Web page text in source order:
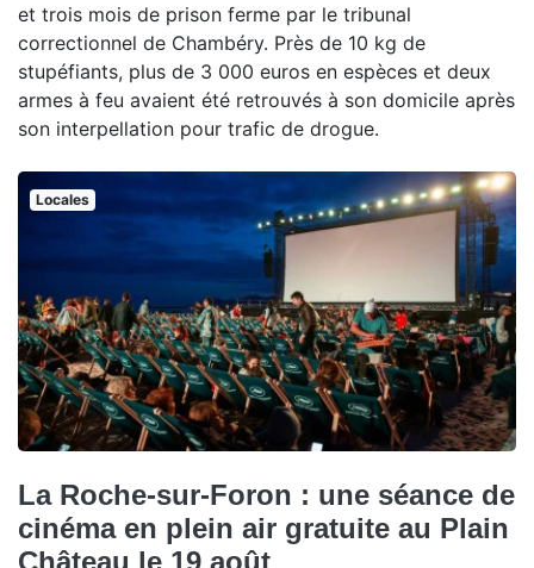
et trois mois de prison ferme par le tribunal
correctionnel de Chambéry. Près de 10 kg de
stupéfiants, plus de 3 000 euros en espèces et deux
armes à feu avaient été retrouvés à son domicile après
son interpellation pour trafic de drogue.
Locales
La Roche-sur-Foron : une séance de
cinéma en plein air gratuite au Plain
Château le 19 août